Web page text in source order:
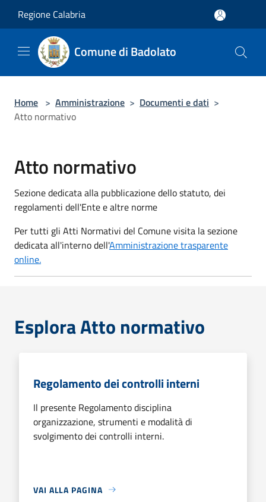
Regione Calabria
Comune di Badolato
Home > Amministrazione > Documenti e dati >
Atto normativo
Atto normativo
Sezione dedicata alla pubblicazione dello statuto, dei
regolamenti dell'Ente e altre norme
Per tutti gli Atti Normativi del Comune visita la sezione
dedicata all'interno dell'Amministrazione trasparente
online.
Esplora Atto normativo
Regolamento dei controlli interni
Il presente Regolamento disciplina
organizzazione, strumenti e modalità di
svolgimento dei controlli interni.
VAI ALLA PAGINA